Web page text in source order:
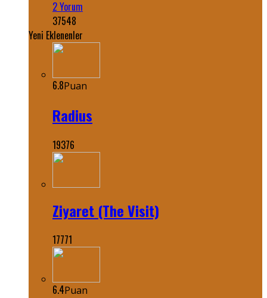
2 Yorum
37548
Yeni Eklenenler
6.8Puan
Radius
19376
Ziyaret (The Visit)
17771
6.4Puan